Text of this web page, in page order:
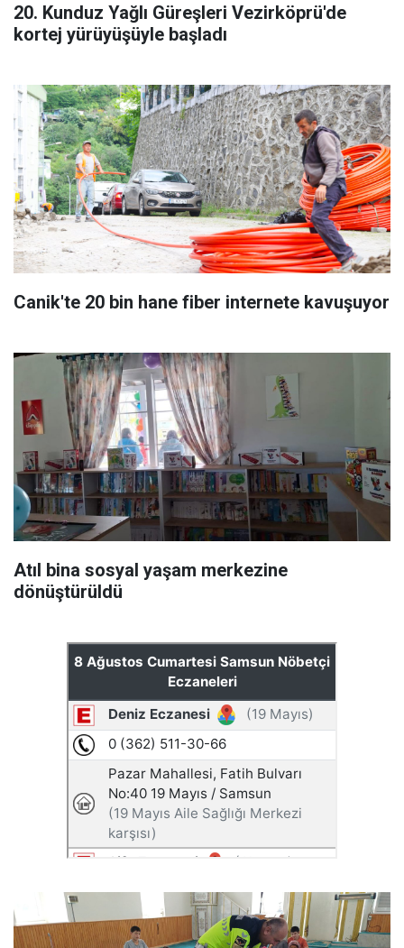
20. Kunduz Yağlı Güreşleri Vezirköprü'de
kortej yürüyüşüyle başladı
Canik'te 20 bin hane fiber internete kavuşuyor
Atıl bina sosyal yaşam merkezine
dönüştürüldü